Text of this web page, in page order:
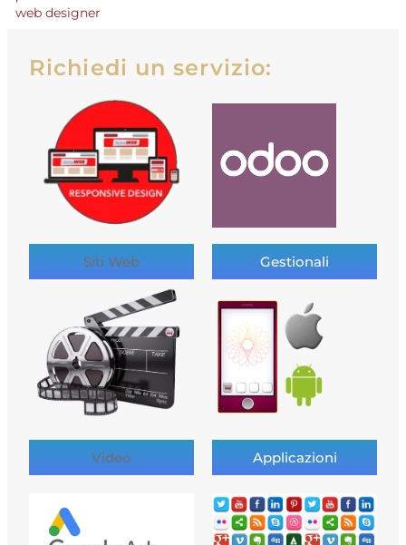
web designer
Richiedi un servizio:
Siti Web Gestionali
Video Applicazioni